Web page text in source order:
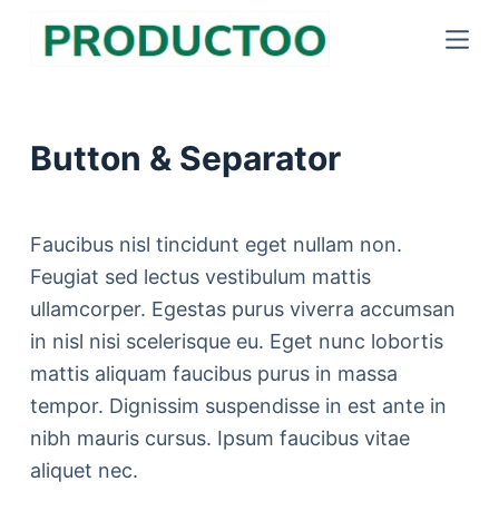
o
n
e
n
Button & Separator
Faucibus nisl tincidunt eget nullam non.
Feugiat sed lectus vestibulum mattis
ullamcorper. Egestas purus viverra accumsan
in nisl nisi scelerisque eu. Eget nunc lobortis
mattis aliquam faucibus purus in massa
tempor. Dignissim suspendisse in est ante in
nibh mauris cursus. Ipsum faucibus vitae
aliquet nec.